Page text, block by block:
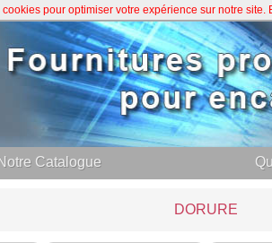
Catalogue
DORURE
cookies pour optimiser votre expérience sur notre